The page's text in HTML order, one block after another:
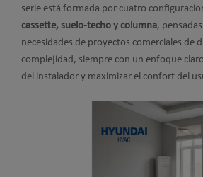
serie está formada por cuatro
cassette, suelo-techo y columna,
necesidades de proyectos comerciales de
complejidad, siempre con un enfoque
del instalador y maximizar el confort del